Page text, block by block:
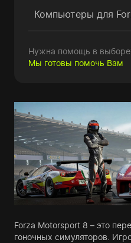
Компьютеры для
Нужна помощь в
Мы готовы помочь Вам
Forza Motorsport 8 – это
гоночных симуляторов.